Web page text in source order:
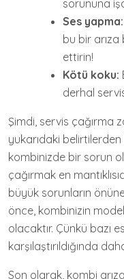
sorununa
Ses yapma:
bu bir
ettirin!
Kötü koku:
derhal
Şimdi, servis çağırma
yukarıdaki
kombinizde bir sorun
çağırmak en
büyük sorunların
önce, kombinizin
olacaktır. Çünkü bazı
karşılaştırıldığında
Son olarak, kombi